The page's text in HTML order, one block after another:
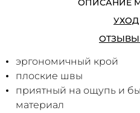
ОПИСАНИЕ
УХОД
ОТЗЫВЫ
эргономичный крой
плоские швы
приятный на ощупь и
материал